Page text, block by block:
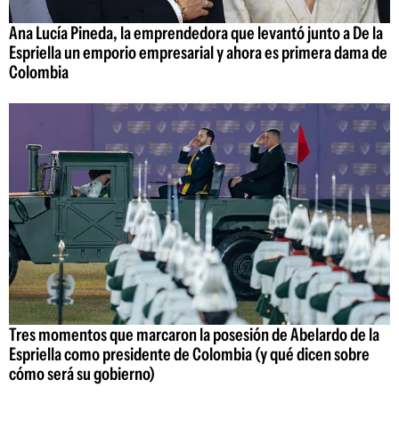
Ana Lucía Pineda, la emprendedora que levantó junto a De la
Espriella un emporio empresarial y ahora es primera dama de
Colombia
Tres momentos que marcaron la posesión de Abelardo de la
Espriella como presidente de Colombia (y qué dicen sobre
cómo será su gobierno)